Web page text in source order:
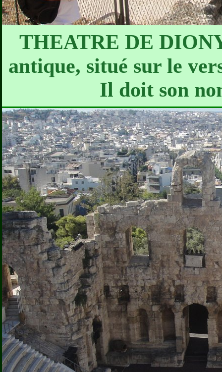
THEATRE DE
antique, situé sur le
Il doit son